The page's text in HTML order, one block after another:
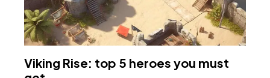
Viking Rise: top 5 heroes you must